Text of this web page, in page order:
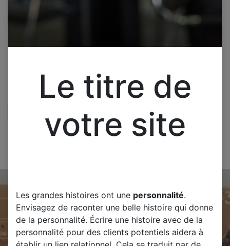
CVB42001
Pièces pour télévision
ESSENTIEL KEA 8000375
CARTER MERE
DPW CVB42001 Testé50,00€
Le titre de
votre site
Les grandes histoires ont une personnalité.
Envisagez de raconter une belle histoire qui donne
de la personnalité. Écrire une histoire avec de la
personnalité pour des clients potentiels aidera à